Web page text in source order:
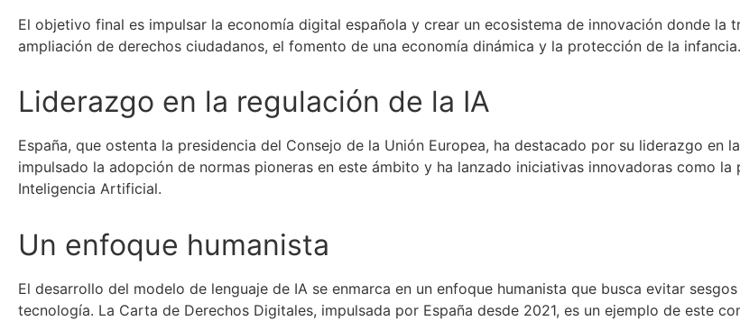
El objetivo final es impulsar la economía digital española y crear un ecosistema de innovación donde la
ampliación de derechos ciudadanos, el fomento de una economía dinámica y la protección de la infancia.
Liderazgo en la regulación de la IA
España, que ostenta la presidencia del Consejo de la Unión Europea, ha destacado por su liderazgo en
impulsado la adopción de normas pioneras en este ámbito y ha lanzado iniciativas innovadoras como la
Inteligencia Artificial.
Un enfoque humanista
El desarrollo del modelo de lenguaje de IA se enmarca en un enfoque humanista que busca evitar
tecnología. La Carta de Derechos Digitales, impulsada por España desde 2021, es un ejemplo de este